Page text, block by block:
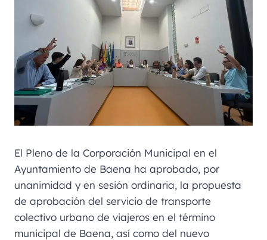
El Pleno de la Corporación Municipal en el
Ayuntamiento de Baena ha aprobado, por
unanimidad y en sesión ordinaria, la propuesta
de aprobación del servicio de transporte
colectivo urbano de viajeros en el término
municipal de Baena, así como del nuevo